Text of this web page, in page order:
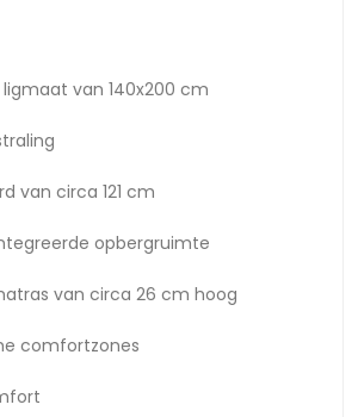
van 140x200 cm
van circa 121 cm
opbergruimte
van circa 26 cm hoog
comfortzones